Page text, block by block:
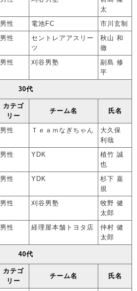
太
男性 電池FC 市川玄制
男性
セントレアアスリー
ツ
秋山 和
徹
男性 刈谷男塾
副島 修
平
30代
カテゴ
リー
チーム名 氏名
男性 Ｔｅａｍなぎちゃん
大久保
利哉
男性 YDK
植竹 誠
也
男性 YDK
杉下 嘉
規
男性 刈谷男塾
牧野 健
太郎
男性 経理屋本舗トヨタ店
仲村 健
太郎
40代
カテゴ
リー
チーム名 氏名